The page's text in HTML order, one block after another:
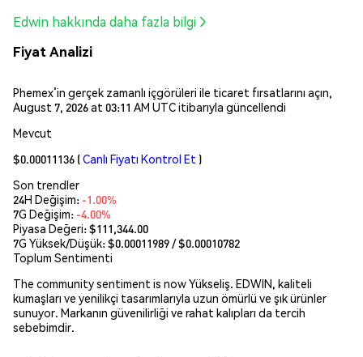
Edwin hakkında daha fazla bilgi
Fiyat Analizi
Phemex’in gerçek zamanlı içgörüleri ile ticaret fırsatlarını açın,
August 7, 2026 at 03:11 AM UTC itibarıyla güncellendi
Mevcut
$0.00011136 (Canlı Fiyatı Kontrol Et )
Son trendler
24H Değişim: -1.00%
7G Değişim: -4.00%
Piyasa Değeri:$111,344.00
7G Yüksek/Düşük: $0.00011989/ $0.00010782
Toplum Sentimenti
The community sentiment is now Yükseliş. EDWIN, kaliteli
kumaşları ve yenilikçi tasarımlarıyla uzun ömürlü ve şık ürünler
sunuyor. Markanın güvenilirliği ve rahat kalıpları da tercih
sebebimdir.